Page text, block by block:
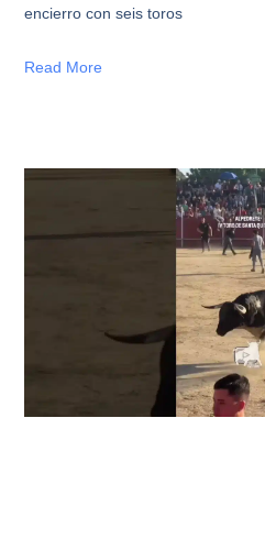
encierro con seis toros
Read More